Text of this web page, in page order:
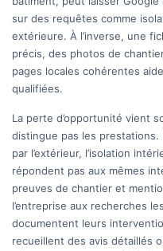
sur des requêtes comme
extérieure. À l’inverse, une
précis, des photos de
pages locales cohérentes
qualifiées.
La perte d’opportunité vient
distingue pas les prestations.
par l’extérieur, l’isolation
répondent pas aux mêmes
preuves de chantier et
l’entreprise aux recherches
documentent leurs
recueillent des avis détaillés